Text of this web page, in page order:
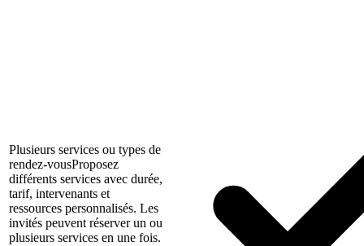
Plusieurs services ou types de
rendez-vousProposez
différents services avec durée,
tarif, intervenants et
ressources personnalisés. Les
invités peuvent réserver un ou
plusieurs services en une fois.